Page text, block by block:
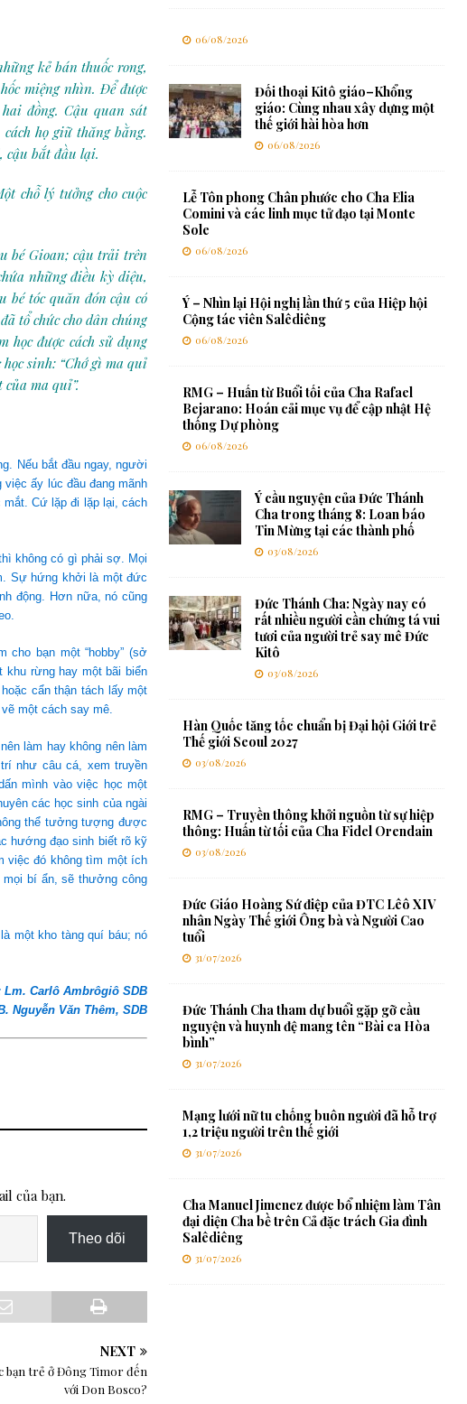
kẻ bán thuốc rong,
miệng nhìn. Để được
đồng. Cậu quan sát
họ giữ thăng bằng.
cậu bắt đầu lại.
chỗ lý tưởng cho cuộc
bé Gioan; cậu trải trên
những điều kỳ diệu,
bé tóc quăn đón cậu có
tổ chức cho dân chúng
học được cách sử dụng
sinh: “Chớ gì ma quỉ
ma quỉ”.
Nếu bắt đầu ngay, người
ấy lúc đầu đang mãnh
Cứ lặp đi lặp lại, cách
không có gì phải sợ. Mọi
Sự hứng khởi là một đức
động. Hơn nữa, nó cũng
bạn một “hobby” (sở
rừng hay một bãi biển
cẩn thận tách lấy một
một cách say mê.
làm hay không nên làm
như câu cá, xem truyền
mình vào việc học một
các học sinh của ngài
thể tưởng tượng được
hướng đạo sinh biết rõ kỹ
việc đó không tìm một ích
mọi bí ẩn, sẽ thưởng công
một kho tàng quí báu; nó
Lm. Carlô Ambrôgiô SDB
Nguyễn Văn Thêm, SDB
của bạn.
Theo dõi
NEXT
bạn trẻ ở Đông Timor đến
với Don Bosco?
06/08/2026
Đối thoại Kitô giáo–Khổng
giáo: Cùng nhau xây dựng một
thế giới hài hòa hơn
06/08/2026
Lễ Tôn phong Chân phước cho Cha Elia
Comini và các linh mục tử đạo tại Monte
Sole
06/08/2026
Ý – Nhìn lại Hội nghị lần thứ 5 của Hiệp hội
Cộng tác viên Salêdiêng
06/08/2026
RMG – Huấn từ Buổi tối của Cha Rafael
Bejarano: Hoán cải mục vụ để cập nhật Hệ
thống Dự phòng
06/08/2026
Ý cầu nguyện của Đức Thánh
Cha trong tháng 8: Loan báo
Tin Mừng tại các thành phố
03/08/2026
Đức Thánh Cha: Ngày nay có
rất nhiều người cần chứng tá vui
tươi của người trẻ say mê Đức
Kitô
03/08/2026
Hàn Quốc tăng tốc chuẩn bị Đại hội Giới trẻ
Thế giới Seoul 2027
03/08/2026
RMG – Truyền thông khởi nguồn từ sự hiệp
thông: Huấn từ tối của Cha Fidel Orendain
03/08/2026
Đức Giáo Hoàng Sứ điệp của ĐTC Lêô XIV
nhân Ngày Thế giới Ông bà và Người Cao
tuổi
31/07/2026
Đức Thánh Cha tham dự buổi gặp gỡ cầu
nguyện và huynh đệ mang tên “Bài ca Hòa
bình”
31/07/2026
Mạng lưới nữ tu chống buôn người đã hỗ trợ
1,2 triệu người trên thế giới
31/07/2026
Cha Manuel Jimenez được bổ nhiệm làm Tân
đại diện Cha bề trên Cả đặc trách Gia đình
Salêdiêng
31/07/2026